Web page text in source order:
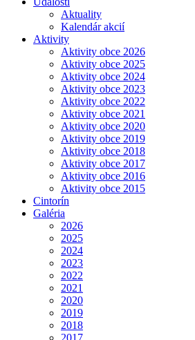
Aktuality
Kalendár akcií
Aktivity
Aktivity obce 2026
Aktivity obce 2025
Aktivity obce 2024
Aktivity obce 2023
Aktivity obce 2022
Aktivity obce 2021
Aktivity obce 2020
Aktivity obce 2019
Aktivity obce 2018
Aktivity obce 2017
Aktivity obce 2016
Aktivity obce 2015
Cintorín
Galéria
2026
2025
2024
2023
2022
2021
2020
2019
2018
2017